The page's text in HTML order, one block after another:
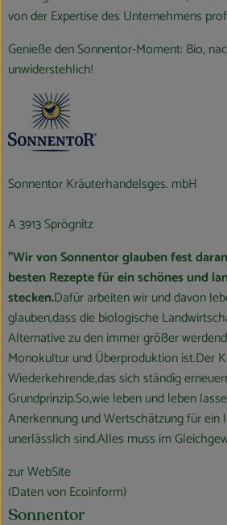
von der Expertise des Unternehmens
Genieße den Sonnentor-Moment: Bio,
unwiderstehlich!
Sonnentor Kräuterhandelsges. mbH
A 3913 Sprögnitz
"Wir von Sonnentor glauben fest
besten Rezepte für ein schönes und
stecken.Dafür arbeiten wir und davon
glauben,dass die biologische
Alternative zu den immer größer
Monokultur und Überproduktion ist.Der
Wiederkehrende,das sich ständig
Grundprinzip.So,wie leben und leben
Anerkennung und Wertschätzung für ein
unerlässlich sind.Alles muss im
zur WebSite
(Daten von Ecoinform)
Sonnentor